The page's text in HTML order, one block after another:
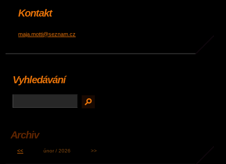
Kontakt
maja.motti@seznam.cz
Vyhledávání
Archiv
<< únor / 2026 >>